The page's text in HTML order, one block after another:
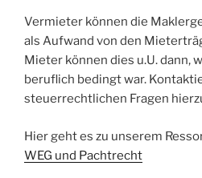
Vermieter können die
als Aufwand von den
Mieter können dies u.U. dann,
beruflich bedingt war.
steuerrechtlichen Fragen
Hier geht es zu unserem
WEG und Pachtrecht